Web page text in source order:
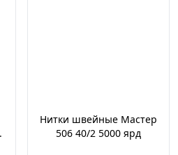
Нитки швейные Мастер
506 40/2 5000 ярд